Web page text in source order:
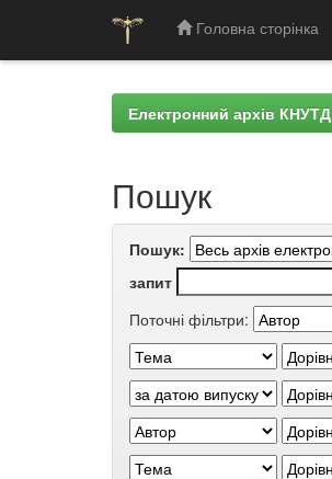
Головна сторінка
Електронний архів КНУТД
Пошук
Пошук:
запит
Поточні фільтри: